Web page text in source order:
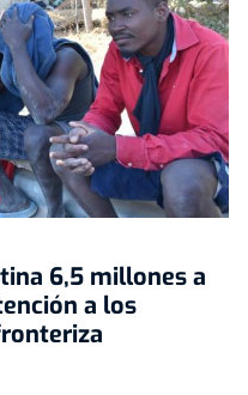
6,5 millones a
a los